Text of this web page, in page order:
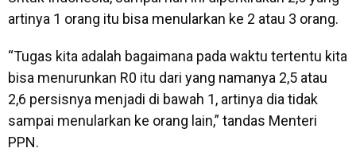
artinya 1 orang itu bisa menularkan ke 2 atau 3 orang.
“Tugas kita adalah bagaimana pada waktu tertentu kita
bisa menurunkan R0 itu dari yang namanya 2,5 atau
2,6 persisnya menjadi di bawah 1, artinya dia tidak
sampai menularkan ke orang lain,” tandas Menteri
PPN.